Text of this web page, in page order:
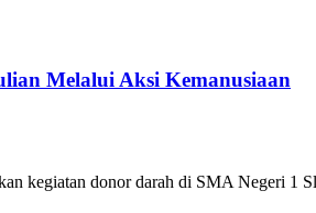
Melalui Aksi Kemanusiaan
kegiatan donor darah di SMA Negeri 1